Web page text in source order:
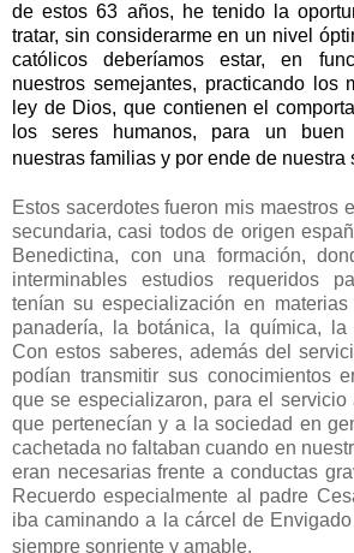
de estos 63 años, he tenido la
tratar, sin considerarme en un nivel
católicos deberíamos estar, en
nuestros semejantes, practicando los
ley de Dios, que contienen el
los seres humanos, para un buen
nuestras familias y por ende de nuestra
Estos sacerdotes fueron mis maestros
secundaria, casi todos de origen
Benedictina, con una formación,
interminables estudios requeridos
tenían su especialización en
panadería, la botánica, la química, la
Con estos saberes, además del
podían transmitir sus conocimientos
que se especializaron, para el
que pertenecían y a la sociedad en
cachetada no faltaban cuando en
eran necesarias frente a conductas
Recuerdo especialmente al padre
iba caminando a la cárcel de
siempre sonriente y amable.